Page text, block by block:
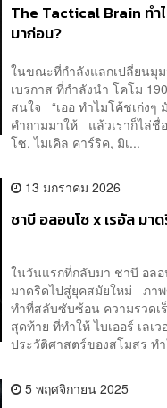
The Tactical Brain ทำ
มาก่อน?
ในขณะที่กำลังแลกเปลี่ยนมุ
เบรกาส ที่กำลังนำ โคโม
สนใจ “เออ ทำไมโค้ชเก่งๆ
คำถามมาให้ แล้วเราก็ไล่
โซ, ไมเคิล คาร์ริค, มิเ...
13 มกราคม 2026
ชาบี อลอนโซ x เรอัล ม
ในวันแรกที่กลับมา ชาบี อลอ
มาดริดไปสู่ยุคสมัยใหม่ ภา
ทำที่สลับซับซ้อน ความรวด
สุดท้าย ที่ทำให้ ไบเออร์ เล
ประวัติศาสตร์ของสโมสร ท
5 พฤศจิกายน 2025